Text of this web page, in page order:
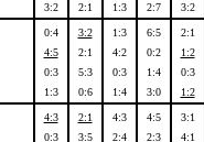
3:2
2:1
1:3
2:7
3:2
0:4
4:5
0:3
1:3
3:2
2:1
5:3
0:6
1:3
4:2
0:3
1:4
6:5
0:2
1:4
3:0
2:1
1:2
0:3
1:2
4:3
0:3
2:1
3:5
4:3
2:4
4:5
2:3
3:1
4:1